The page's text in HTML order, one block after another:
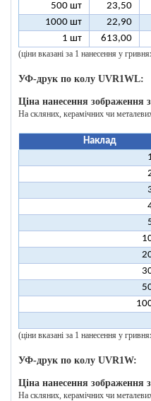
500 шт
23,50
1000 шт
22,90
1 шт
613,00
(ціни вказані за 1 нанесення у
УФ-друк по колу UVR1WL:
Ціна нанесення зображення
На скляних, керамічних чи
Наклад
(ціни вказані за 1 нанесення у
УФ-друк по колу UVR1W:
Ціна нанесення зображення
На скляних, керамічних чи